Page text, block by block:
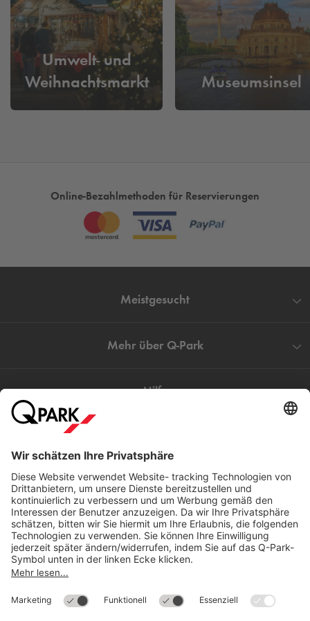
Staatsoper
DieQ-ParkUnter den Linden / Staatsoper
Tiefgarage
liegt nur wenige Gehminuten von der Neuen Synagoge
entfernt und bietet eine praktische Möglichkeit, direkt in
Berlin-Mitte zu parken – ideal für einen kulturellen Besuch
Umwelt- und
Weihnachtsmarkt
Museumsinsel
Online-Bezahlmethoden für Reservierungen
Meistgesucht
Mehr über Q-Park
Hilfe
Download
Cookie Informationen